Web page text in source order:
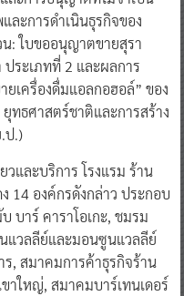
ละการดำเนินธุรกิจของ
น: ใบขออนุญาตขายสุรา
ระเภทที่ 2 และผลการ
เครื่องดื่มแอลกอฮอล์” ของ
ทธศาสตร์ชาติและการสร้าง
ป.)
และบริการ โรงแรม ร้าน
14 องค์กรดังกล่าว ประกอบ
บาร์ คาราโอเกะ, ชมรม
แวลลีย์และมอนซูนแวลลีย์
, สมาคมการค้าธุรกิจร้าน
าใหญ่, สมาคมบาร์เทนเดอร์